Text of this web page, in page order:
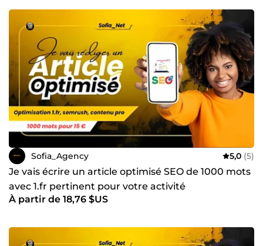
Sofia_Agency 5,0 (5)
Je vais écrire un article optimisé SEO de 1000 mots
avec 1.fr pertinent pour votre activité
À partir de 18,76 $US